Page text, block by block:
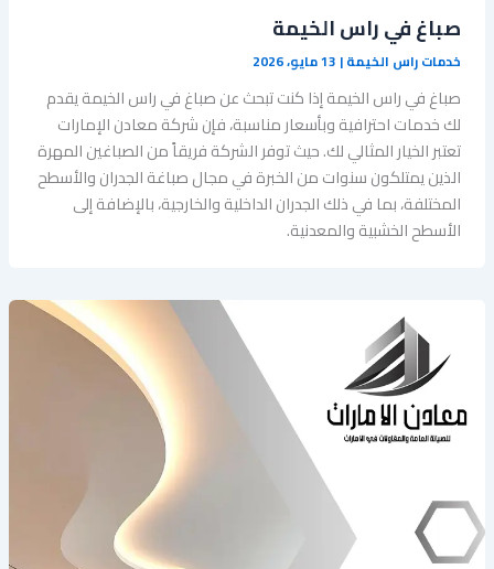
صباغ في راس الخيمة
خدمات راس الخيمة| 13 مايو، 2026
صباغ في راس الخيمة إذا كنت تبحث عن صباغ في راس الخيمة يقدم
لك خدمات احترافية وبأسعار مناسبة، فإن شركة معادن الإمارات
تعتبر الخيار المثالي لك. حيث توفر الشركة فريقاً من الصباغين المهرة
الذين يمتلكون سنوات من الخبرة في مجال صباغة الجدران والأسطح
المختلفة، بما في ذلك الجدران الداخلية والخارجية، بالإضافة إلى
الأسطح الخشبية والمعدنية.